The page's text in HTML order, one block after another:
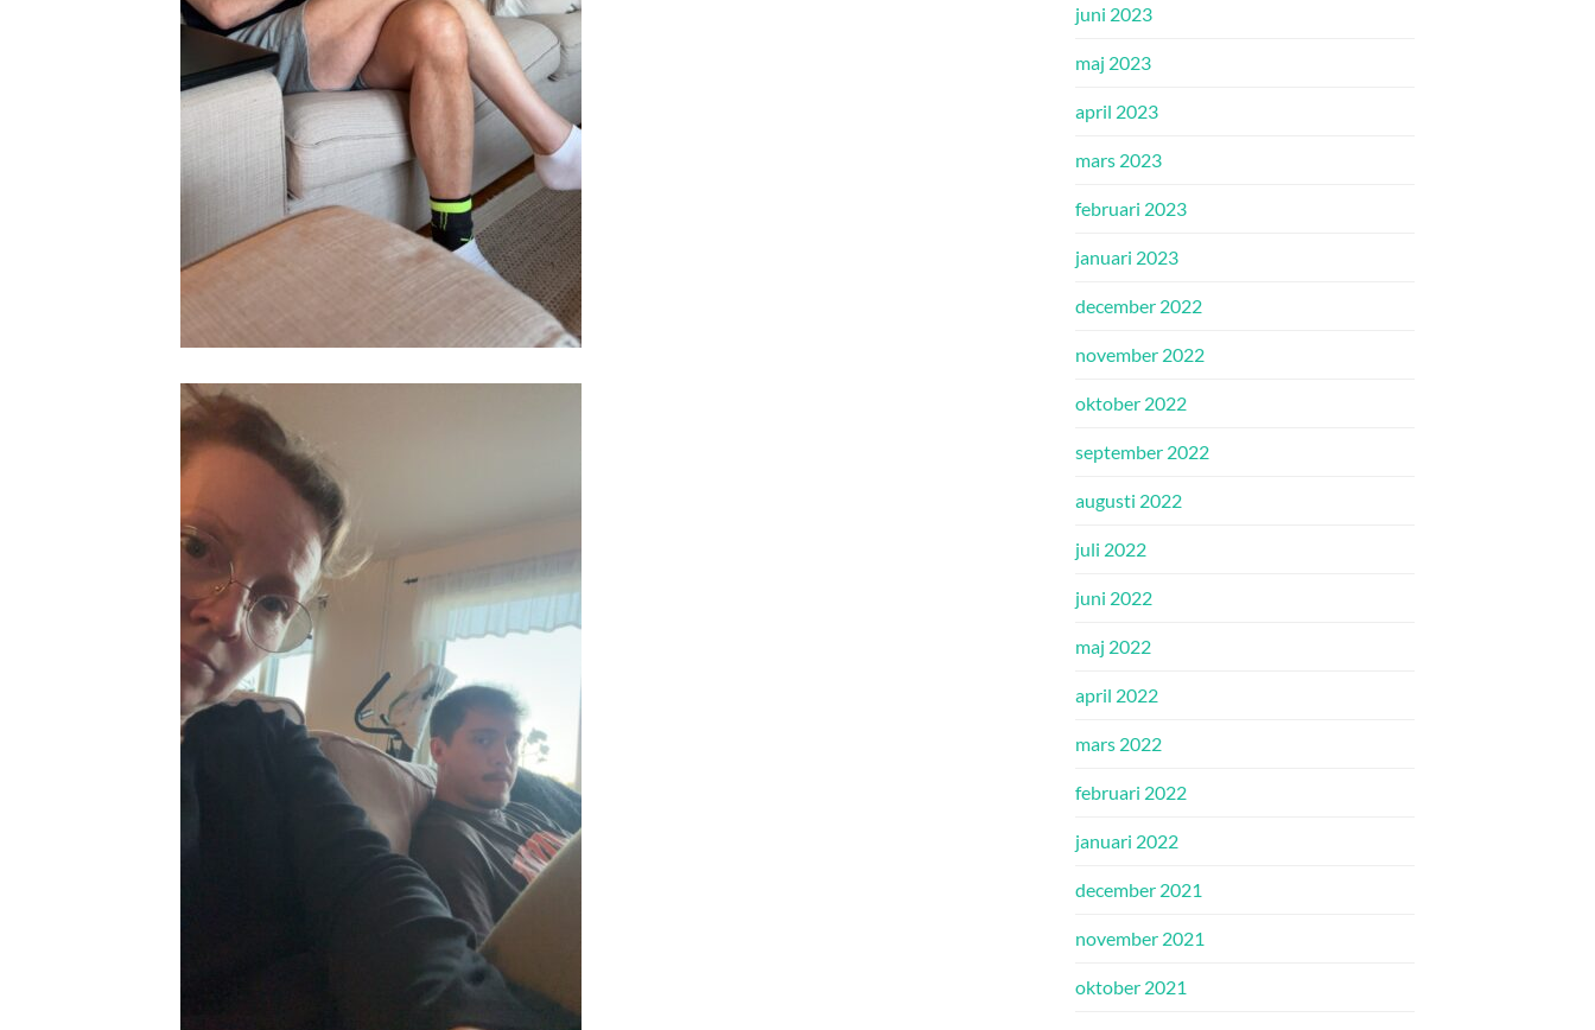
juni 2023
maj 2023
april 2023
mars 2023
februari 2023
januari 2023
december 2022
november 2022
oktober 2022
september 2022
augusti 2022
juli 2022
juni 2022
maj 2022
april 2022
mars 2022
februari 2022
januari 2022
december 2021
november 2021
oktober 2021